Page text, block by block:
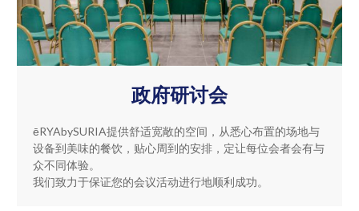
政府研讨会
ēRYAbySURIA提供舒适宽敞的空间，从悉心布置的场地与
设备到美味的餐饮，贴心周到的安排，定让每位会者会有与
众不同体验。
我们致力于保证您的会议活动进行地顺利成功。